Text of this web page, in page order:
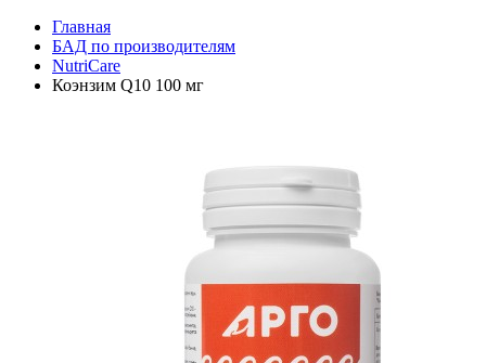
Главная
БАД по производителям
NutriCare
Коэнзим Q10 100 мг